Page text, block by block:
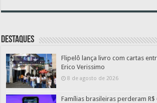
Destaques
Flipelô lança livro com cartas
Erico Verissimo
8 de agosto de 2026
Famílias brasileiras perderam